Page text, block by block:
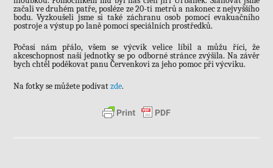
začali ve druhém patře, posléze ze 20-ti metrů a nakonec z nejvyššího
bodu. Vyzkoušeli jsme si také záchranu osob pomocí evakuačního
postroje a výstup po laně pomocí speciálních prostředků.
Počasí nám přálo, všem se výcvik velice líbil a můžu říci, že
akceschopnost naší jednotky se po odborné stránce zvýšila. Na závěr
bych chtěl poděkovat panu Červenkovi za jeho pomoc při výcviku.
Na fotky se můžete podívatzde.